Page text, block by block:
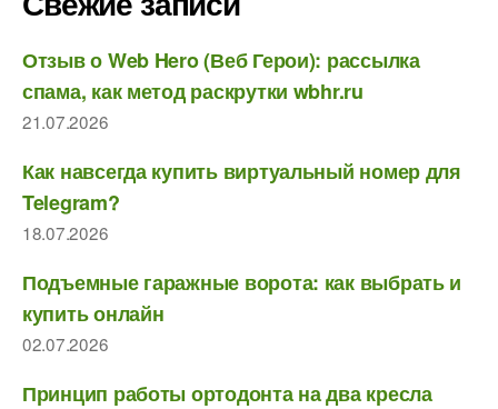
Отзыв о Web Hero (Веб Герои): рассылка
спама, как метод раскрутки wbhr.ru
21.07.2026
Как навсегда купить виртуальный номер для
Telegram?
18.07.2026
Подъемные гаражные ворота: как выбрать и
купить онлайн
02.07.2026
Принцип работы ортодонта на два кресла